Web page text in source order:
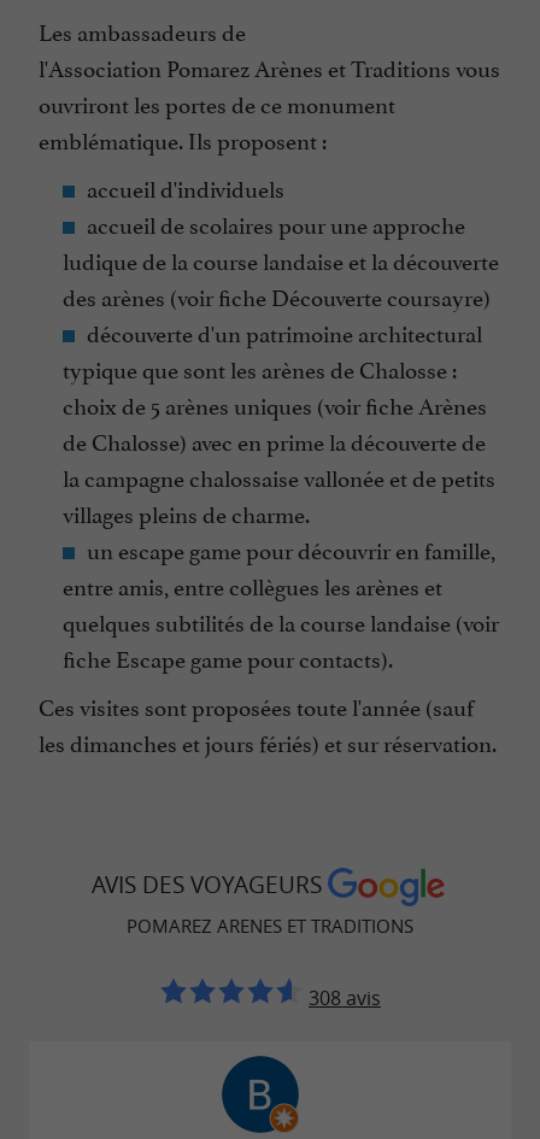
Les ambassadeurs de
l'Association Pomarez Arènes et Traditions vous
ouvriront les portes de ce monument
emblématique. Ils proposent :
accueil d'individuels
accueil de scolaires pour une approche
ludique de la course landaise et la découverte
des arènes (voir fiche Découverte coursayre)
découverte d'un patrimoine architectural
typique que sont les arènes de Chalosse :
choix de 5 arènes uniques (voir fiche Arènes
de Chalosse) avec en prime la découverte de
la campagne chalossaise vallonée et de petits
villages pleins de charme.
un escape game pour découvrir en famille,
entre amis, entre collègues les arènes et
quelques subtilités de la course landaise (voir
fiche Escape game pour contacts).
Ces visites sont proposées toute l'année (sauf
les dimanches et jours fériés) et sur réservation.
AVIS DES VOYAGEURS
POMAREZ ARENES ET TRADITIONS
308 avis